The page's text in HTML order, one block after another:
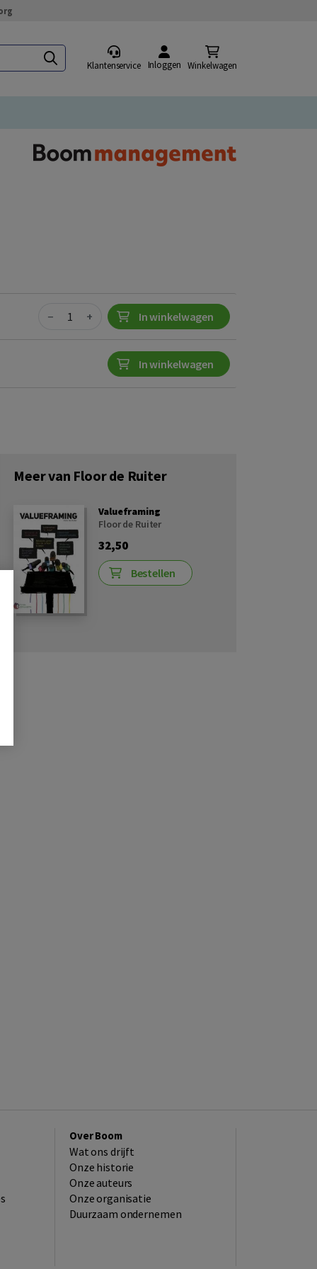
Klantenservice Inloggen Winkelwagen
Quantity
− + In winkelwagen
In winkelwagen
Meer van Floor de Ruiter
Valueframing
Floor de Ruiter
32,50
Bestellen
Over Boom
Wat ons drijft
Onze historie
Onze auteurs
Onze organisatie
Duurzaam ondernemen